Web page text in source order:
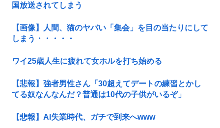
国放送されてしまう
【画像】人間、猫のヤバい「集会」を目の当たりにして
しまう・・・・・
ワイ25歳人生に疲れて女ホルを打ち始める
【悲報】強者男性さん「30超えてデートの練習とかし
てる奴なんなんだ？普通は10代の子供がいるぞ」
【悲報】AI失業時代、ガチで到来へwww